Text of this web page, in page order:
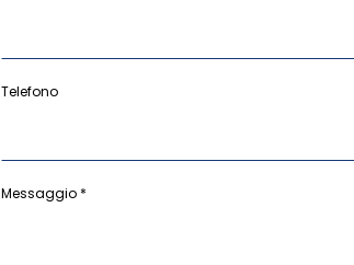
Telefono
Messaggio *